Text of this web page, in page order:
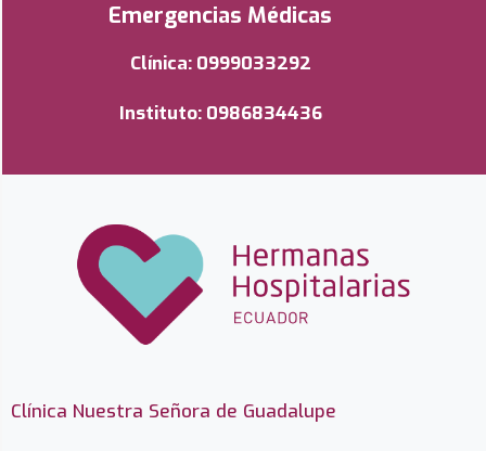
Emergencias Médicas
Clínica: 0999033292
Instituto: 0986834436
Clínica Nuestra Señora de Guadalupe